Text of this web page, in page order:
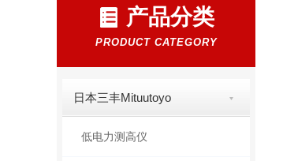
产品分类
PRODUCT CATEGORY
日本三丰Mituutoyo
低电力测高仪